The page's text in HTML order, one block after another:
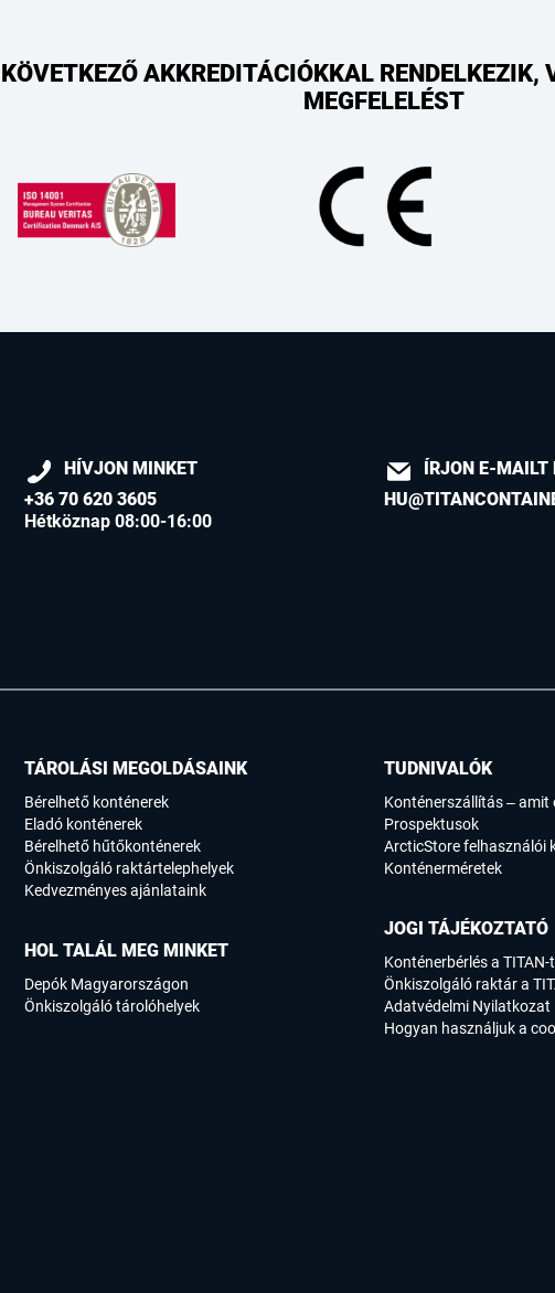
AKKREDITÁCIÓKKAL RENDELKEZIK,
MEGFELELÉST
HÍVJON MINKET
+36 70 620 3605
Hétköznap 08:00-16:00
ÍRJON E-MAILT
TÁROLÁSI MEGOLDÁSAINK
Bérelhető konténerek
Eladó konténerek
Bérelhető hűtőkonténerek
Önkiszolgáló raktártelephelyek
Kedvezményes ajánlataink
HOL TALÁL MEG MINKET
Depók Magyarországon
Önkiszolgáló tárolóhelyek
TUDNIVALÓK
Konténerszállítás – amit
Prospektusok
ArcticStore felhasználói
Konténerméretek
JOGI TÁJÉKOZTATÓ
Konténerbérlés a TITAN-
Önkiszolgáló raktár a
Adatvédelmi Nyilatkozat
Hogyan használjuk a